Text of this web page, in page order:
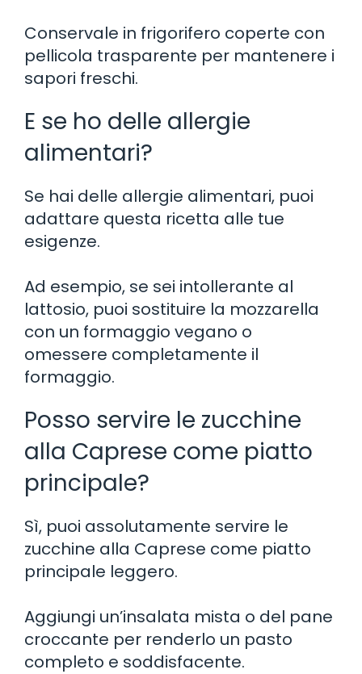
Conservale in frigorifero coperte con
pellicola trasparente per mantenere i
sapori freschi.
E se ho delle allergie
alimentari?
Se hai delle allergie alimentari, puoi
adattare questa ricetta alle tue
esigenze.
Ad esempio, se sei intollerante al
lattosio, puoi sostituire la mozzarella
con un formaggio vegano o
omessere completamente il
formaggio.
Posso servire le zucchine
alla Caprese come piatto
principale?
Sì, puoi assolutamente servire le
zucchine alla Caprese come piatto
principale leggero.
Aggiungi un’insalata mista o del pane
croccante per renderlo un pasto
completo e soddisfacente.